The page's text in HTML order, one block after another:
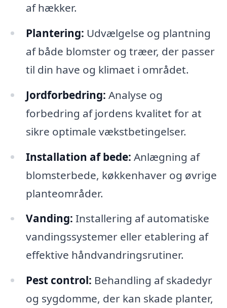
af hækker.
Plantering: Udvælgelse og plantning
af både blomster og træer, der passer
til din have og klimaet i området.
Jordforbedring: Analyse og
forbedring af jordens kvalitet for at
sikre optimale vækstbetingelser.
Installation af bede: Anlægning af
blomsterbede, køkkenhaver og øvrige
planteområder.
Vanding: Installering af automatiske
vandingssystemer eller etablering af
effektive håndvandringsrutiner.
Pest control: Behandling af skadedyr
og sygdomme, der kan skade planter,